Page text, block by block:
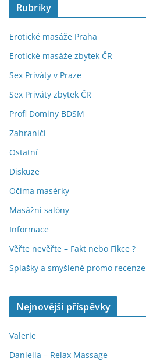
Rubriky
Erotické masáže Praha
Erotické masáže zbytek ČR
Sex Priváty v Praze
Sex Priváty zbytek ČR
Profi Dominy BDSM
Zahraničí
Ostatní
Diskuze
Očima masérky
Masážní salóny
Informace
Věřte nevěřte – Fakt nebo Fikce ?
Splašky a smyšlené promo recenze
Nejnovější příspěvky
Valerie
Daniella – Relax Massage